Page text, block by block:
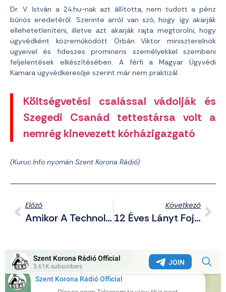
Dr. V. István a 24.hu-nak azt állította, nem tudott a pénz
bűnös eredetéről. Szerinte arról van szó, hogy így akarják
ellehetetleníteni, illetve azt akarják rajta megtorolni, hogy
ügyvédként közreműködött Orbán Viktor miniszterelnök
ügyeivel és fideszes prominens személyekkel szembeni
feljelentések elkészítésében. A férfi a Magyar Ügyvédi
Kamara ügyvédkeresője szerint már nem praktizál.
Költségvetési csalással vádolják és
Szegedi Csanád tettestársa volt a
nemrég kinevezett kórházigazgató
(Kuruc.Info nyomán Szent Korona Rádió)
Előző
Amikor A Technológia Öl – Dugin A Technológiai Biztonságról És A Libanoni Robbanások Tanulságairól
Következő
12 Éves Lányt Fojtott Meg A Cigány Nyíregyházám